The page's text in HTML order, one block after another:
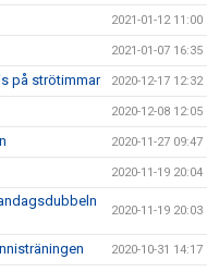
2021-01-12 11:00
2021-01-07 16:35
på strötimmar 2020-12-17 12:32
2020-12-08 12:05
2020-11-27 09:47
2020-11-19 20:04
2020-11-19 20:03
2020-10-31 14:17